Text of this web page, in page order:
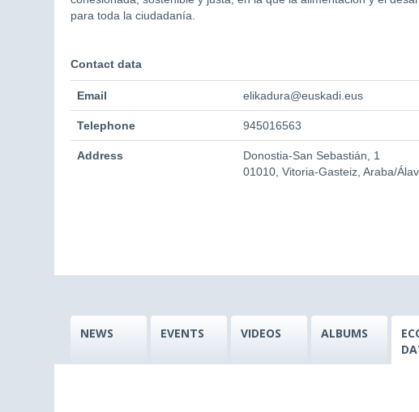
para toda la ciudadanía.
Contact data
Email elikadura@euskadi.eus
Telephone 945016563
Address
Donostia-San Sebastián, 1
01010, Vitoria-Gasteiz, Araba/
NEWS EVENTS VIDEOS ALBUMS